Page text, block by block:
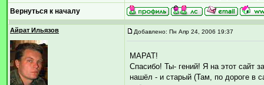
Вернуться к началу
Айрат Ильязов Добавлено: Пн Апр 24, 2006 19:37
МАРАТ!
Спасибо! Ты- гений! Я на этот сайт
нашёл - и старый (Там, по дороге в